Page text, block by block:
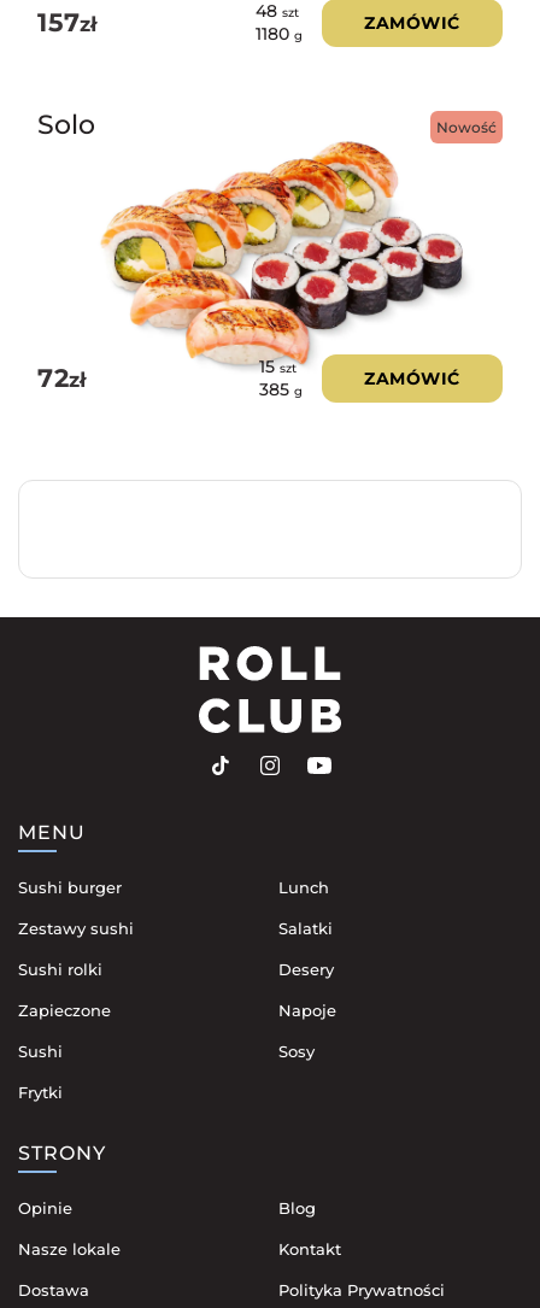
157zł
48 szt
1180 g
ZAMÓWIĆ
Nowość
Solo
72zł
15szt
385 g
ZAMÓWIĆ
MENU
Sushi burger
Zestawy sushi
Sushi rolki
Zapieczone
Sushi
Frytki
Lunch
Salatki
Desery
Napoje
Sosy
STRONY
Opinie
Nasze lokale
Dostawa
Blog
Kontakt
Polityka Prywatności